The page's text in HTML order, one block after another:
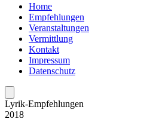
Home
Empfehlungen
Veranstaltungen
Vermittlung
Kontakt
Impressum
Datenschutz
Lyrik-Empfeh­lungen
2018